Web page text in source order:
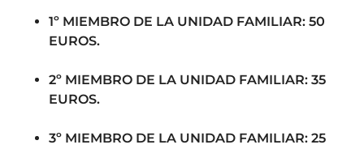
1º MIEMBRO DE LA UNIDAD FAMILIAR: 50
EUROS.
2º MIEMBRO DE LA UNIDAD FAMILIAR: 35
EUROS.
3º MIEMBRO DE LA UNIDAD FAMILIAR: 25